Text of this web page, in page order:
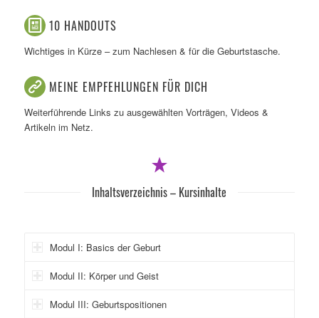
10 HANDOUTS
Wichtiges in Kürze – zum Nachlesen & für die Geburtstasche.
MEINE EMPFEHLUNGEN FÜR DICH
Weiterführende Links zu ausgewählten Vorträgen, Videos &
Artikeln im Netz.
Inhaltsverzeichnis – Kursinhalte
Modul I: Basics der Geburt
Modul II: Körper und Geist
Modul III: Geburtspositionen